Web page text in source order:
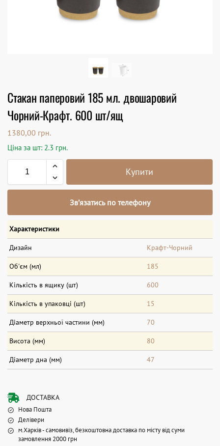
Стакан паперовий 185 мл. двошаровий
Чорний-Крафт. 600 шт/ящ
1380,00 грн.
Ціна за шт: 2.3 грн.
Купити
Зв’язатись по телефону
Характеристики
Дизайн Крафт-Чорний
Об'єм (мл) 185
Кількість в ящику (шт) 600
Кількість в упаковці (шт) 15
Діаметр верхньої частини (мм) 70
Висота (мм) 80
Діаметр дна (мм) 47
ДОСТАВКА
Нова Пошта
Делівери
м.Харків - самовивіз, безкоштовна доставка по місту від суми
замовлення 2000 грн